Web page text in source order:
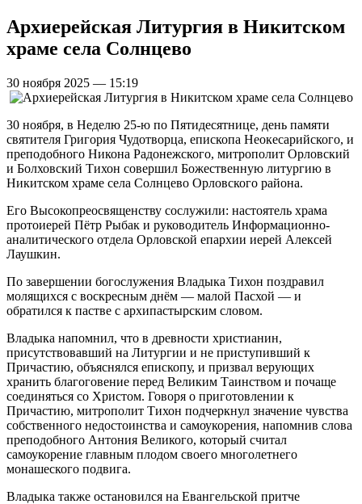
Архиерейская Литургия в Никитском
храме села Солнцево
30 ноября 2025 — 15:19
30 ноября, в Неделю 25-ю по Пятидесятнице, день памяти
святителя Григория Чудотворца, епископа Неокесарийского, и
преподобного Никона Радонежского, митрополит Орловский
и Болховский Тихон совершил Божественную литургию в
Никитском храме села Солнцево Орловского района.
Его Высокопреосвященству сослужили: настоятель храма
протоиерей Пётр Рыбак и руководитель Информационно-
аналитического отдела Орловской епархии иерей Алексей
Лаушкин.
По завершении богослужения Владыка Тихон поздравил
молящихся с воскресным днём — малой Пасхой — и
обратился к пастве с архипастырским словом.
Владыка напомнил, что в древности христианин,
присутствовавший на Литургии и не приступивший к
Причастию, объяснялся епископу, и призвал верующих
хранить благоговение перед Великим Таинством и почаще
соединяться со Христом. Говоря о приготовлении к
Причастию, митрополит Тихон подчеркнул значение чувства
собственного недостоинства и самоукорения, напомнив слова
преподобного Антония Великого, который считал
самоукорение главным плодом своего многолетнего
монашеского подвига.
Владыка также остановился на Евангельской притче